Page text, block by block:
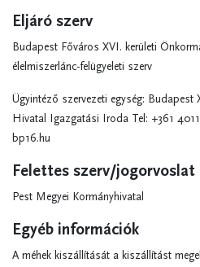
Eljáró szerv
Budapest Főváros XVI. kerületi
élelmiszerlánc-felügyeleti szerv
Ügyintéző szervezeti egység: Budapest
Hivatal Igazgatási Iroda Tel: +361
bp16.hu
Felettes szerv/jogorvoslat
Pest Megyei Kormányhivatal
Egyéb információk
A méhek kiszállítását a kiszállítást